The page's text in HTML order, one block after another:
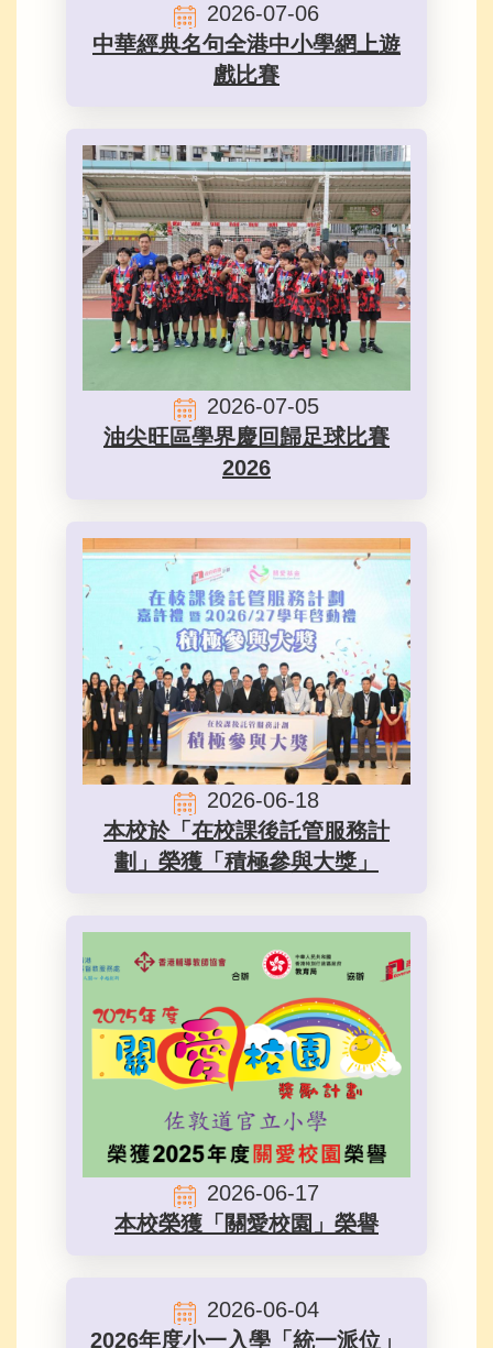
2026-07-06
中華經典名句全港中小學網上遊
戲比賽
2026-07-05
油尖旺區學界慶回歸足球比賽
2026
2026-06-18
本校於「在校課後託管服務計
劃」榮獲「積極參與大獎」
2026-06-17
本校榮獲「關愛校園」榮譽
2026-06-04
2026年度小一入學「統一派位」